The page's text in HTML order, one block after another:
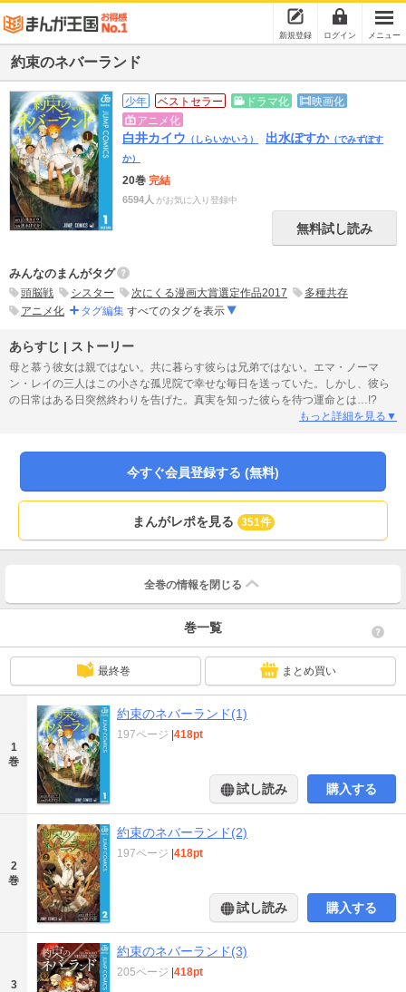
新規登録 ログイン メニュー
約束のネバーランド
少年 ベストセラー ドラマ化
映画化
アニメ化
白井カイウ （しらいかいう） 出水ぽすか（でみずぽす
か）
20巻 完結
6594人 がお気に入り登録中
無料試し読み
みんなのまんがタグ
頭脳戦 シスター 次にくる漫画大賞選定作品2017
多種共存
アニメ化
タグ編集 すべてのタグを表示
あらすじ | ストーリー
母と慕う彼女は親ではない。共に暮らす彼らは兄弟ではない。エマ・ノーマ
ン・レイの三人はこの小さな孤児院で幸せな毎日を送っていた。しかし、彼ら
の日常はある日突然終わりを告げた。真実を知った彼らを待つ運命とは…!?
もっと詳細を見る▼
今すぐ会員登録する (無料)
まんがレポを見る 351件
全巻の情報を 閉じる
巻一覧
最終巻 まとめ買い
1
巻
約束のネバーランド(1)
197ページ 418pt
試し読み 購入する
2
巻
約束のネバーランド(2)
197ページ 418pt
試し読み 購入する
3
約束のネバーランド(3)
205ページ 418pt